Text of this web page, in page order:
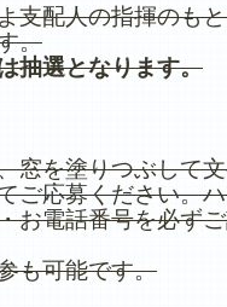
支配人の指揮のも
。
抽選となります。
窓を塗りつぶして
ご応募ください。
お電話番号を必ず
も可能です。